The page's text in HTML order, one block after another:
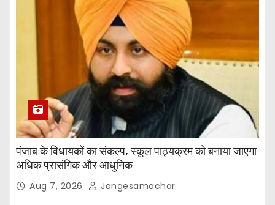
पंजाब के विधायकों का संकल्प, स्कूल पाठ्यक्रम को बनाया जाएगा
अधिक प्रासंगिक और आधुनिक
Aug 7, 2026 Jangesamachar